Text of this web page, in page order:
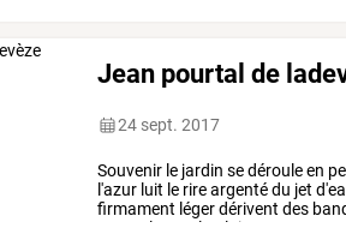
Jean pourtal de
24 sept. 2017
Souvenir le jardin sedérouleen
l'azur luit le rireargentédu jet
firmament légerdérivent des
le la gloire